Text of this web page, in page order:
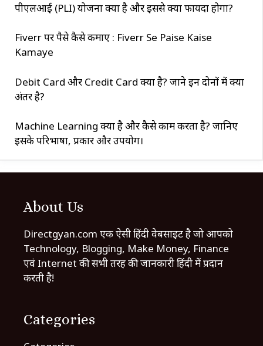
पीएलआई (PLI) योजना क्या है और इससे क्या फायदा होगा?
Fiverr पर पैसे कैसे कमाए : Fiverr Se Paise Kaise
Kamaye
Debit Card और Credit Card क्या है? जाने इन दोनों में क्या
अंतर है?
Machine Learning क्या है और कैसे काम करता है? जानिए
इसके परिभाषा, प्रकार और उपयोग।
About Us
Directgyan.com एक ऐसी हिंदी वेबसाइट है जो आपको
Technology, Blogging, Make Money, Finance
एवं Internet की सभी तरह की जानकारी हिंदी में प्रदान
करती है!
Categories